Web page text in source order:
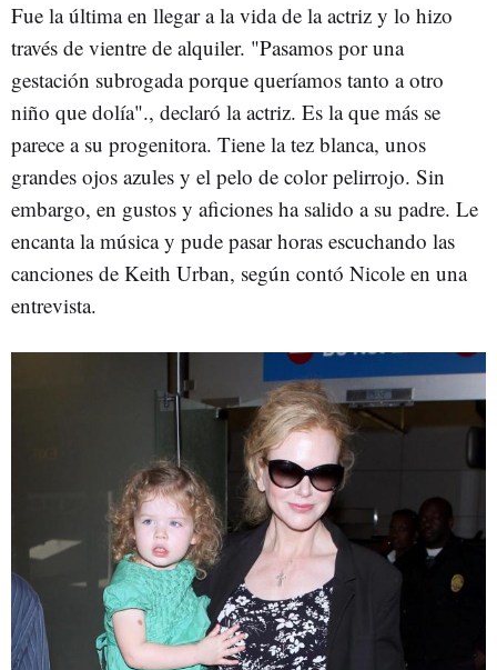
Fue la última en llegar a la vida de la actriz y lo hizo
través de vientre de alquiler. "Pasamos por una
gestación subrogada porque queríamos tanto a otro
niño que dolía"., declaró la actriz. Es la que más se
parece a su progenitora. Tiene la tez blanca, unos
grandes ojos azules y el pelo de color pelirrojo. Sin
embargo, en gustos y aficiones ha salido a su padre. Le
encanta la música y pude pasar horas escuchando las
canciones de Keith Urban, según contó Nicole en una
entrevista.